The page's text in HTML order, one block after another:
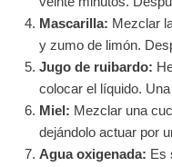
Mascarilla: Mezclar
y zumo de limón.
Jugo de ruibardo:
colocar el líquido.
Miel: Mezclar una
dejándolo actuar por
Agua oxigenada: Es